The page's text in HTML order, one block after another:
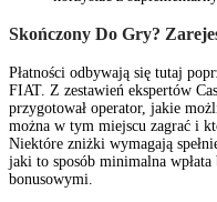
Skończony Do Gry?
Płatności odbywają się tutaj
FIAT. Z zestawień ekspertów
przygotował operator, jakie
można w tym miejscu zagrać i
Niektóre zniżki wymagają
jaki to sposób minimalna
bonusowymi.